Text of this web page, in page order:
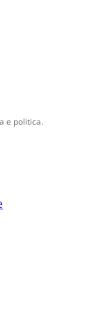
e politica.